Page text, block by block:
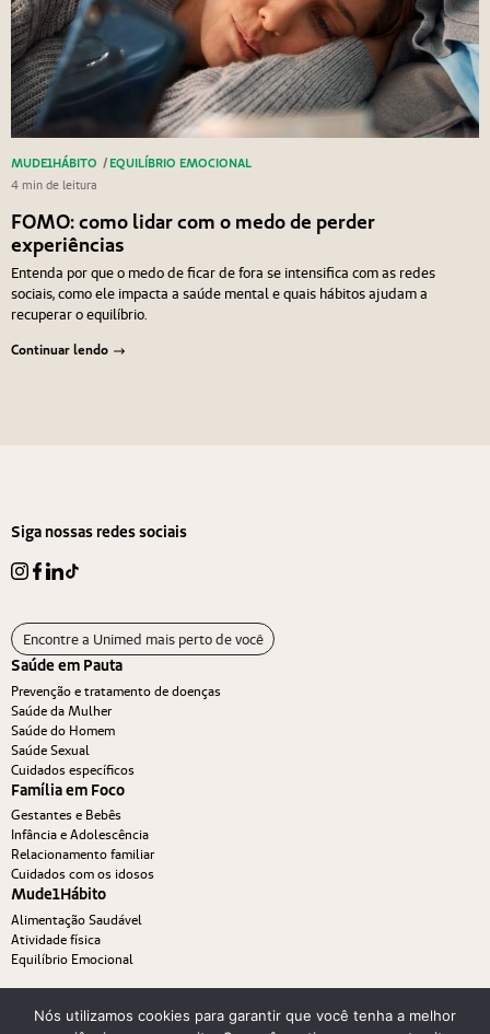
MUDE1HÁBITO / EQUILÍBRIO EMOCIONAL
4 min de leitura
FOMO: como lidar com o medo de perder
experiências
Entenda por que o medo de ficar de fora se intensifica com as redes
sociais, como ele impacta a saúde mental e quais hábitos ajudam a
recuperar o equilíbrio.
Continuar lendo
Siga nossas redes sociais
Encontre a Unimed mais perto de você
Saúde em Pauta
Prevenção e tratamento de doenças
Saúde da Mulher
Saúde do Homem
Saúde Sexual
Cuidados específicos
Família em Foco
Gestantes e Bebês
Infância e Adolescência
Relacionamento familiar
Cuidados com os idosos
Mude1Hábito
Alimentação Saudável
Atividade física
Equilíbrio Emocional
Nós utilizamos cookies para garantir que você tenha a melhor